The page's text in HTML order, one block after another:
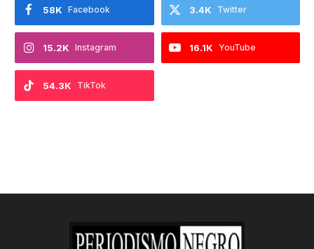
Facebook
58K Twitter
3.4K
Instagram
15.2K YouTube
16.1K
TikTok
54.3K